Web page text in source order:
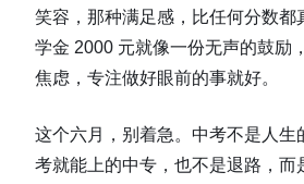
笑容，那种满足感，比任何分数都
学金 2000 元就像一份无声的鼓励
焦虑，专注做好眼前的事就好。
这个六月，别着急。中考不是人生
考就能上的中专，也不是退路，而